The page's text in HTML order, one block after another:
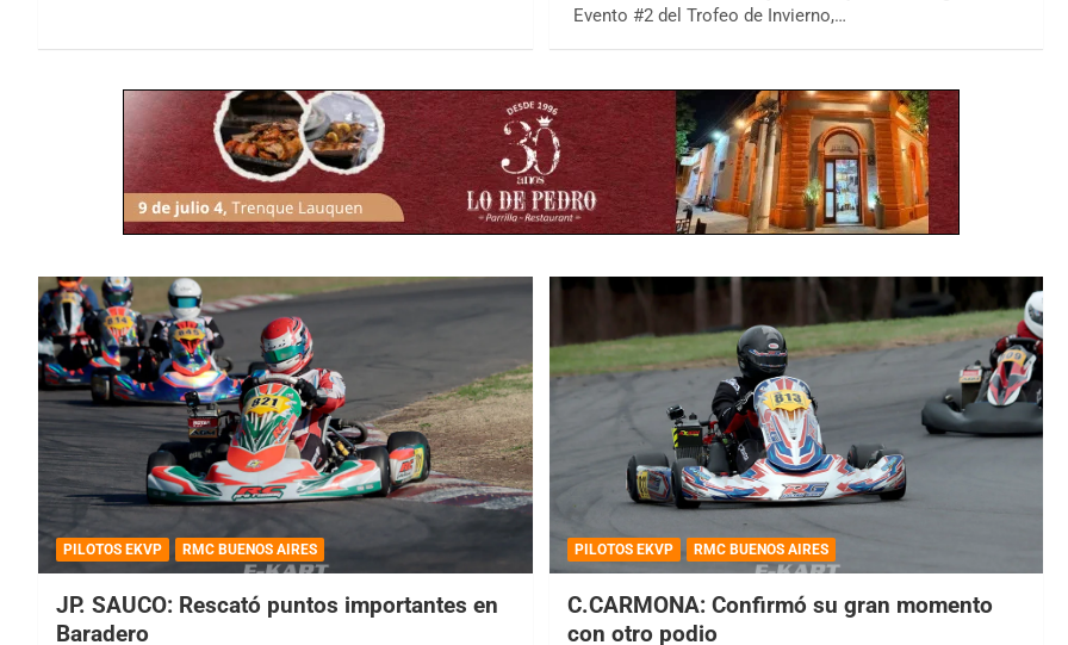
Evento #2 del Trofeo de Invierno,…
PILOTOS EKVP RMC BUENOS AIRES
JP. SAUCO: Rescató puntos importantes en
Baradero
PILOTOS EKVP RMC BUENOS AIRES
C.CARMONA: Confirmó su gran momento
con otro podio